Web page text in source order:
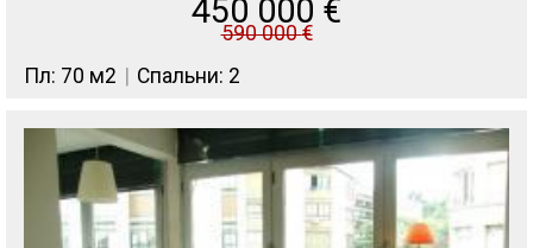
450 000 €
590 000€
Пл: 70 м2
Спальни: 2